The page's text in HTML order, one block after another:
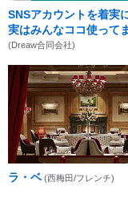
SNSアカウントを着実
実はみんなココ使って
(Dreaw合同会社)
ラ・ベ (西梅田/フレンチ)